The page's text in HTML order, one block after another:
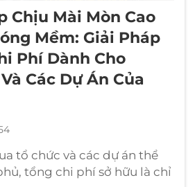
Chịu Mài Mòn Cao
Mềm: Giải Pháp
Phí Dành Cho
Các Dự Án Của
tổ chức và các dự án thể
tổng chi phí sở hữu là chỉ